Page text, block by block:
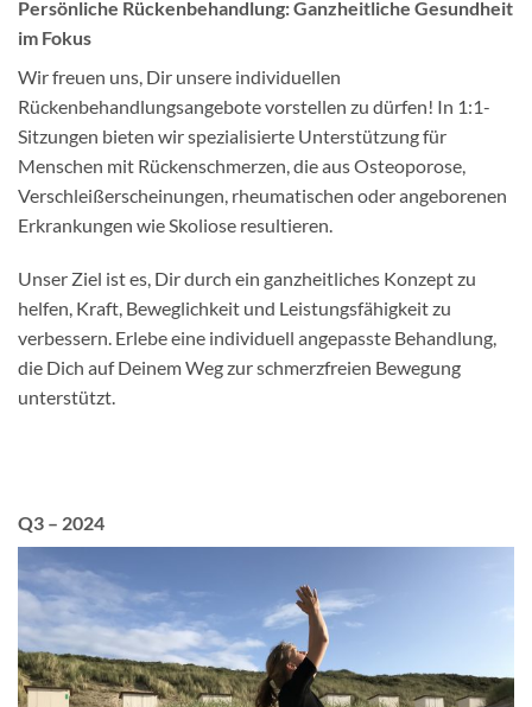
Persönliche Rückenbehandlung: Ganzheitliche Gesundheit
im Fokus
Wir freuen uns, Dir unsere individuellen
Rückenbehandlungsangebote vorstellen zu dürfen! In 1:1-
Sitzungen bieten wir spezialisierte Unterstützung für
Menschen mit Rückenschmerzen, die aus Osteoporose,
Verschleißerscheinungen, rheumatischen oder angeborenen
Erkrankungen wie Skoliose resultieren.
Unser Ziel ist es, Dir durch ein ganzheitliches Konzept zu
helfen, Kraft, Beweglichkeit und Leistungsfähigkeit zu
verbessern. Erlebe eine individuell angepasste Behandlung,
die Dich auf Deinem Weg zur schmerzfreien Bewegung
unterstützt.
Q3 – 2024